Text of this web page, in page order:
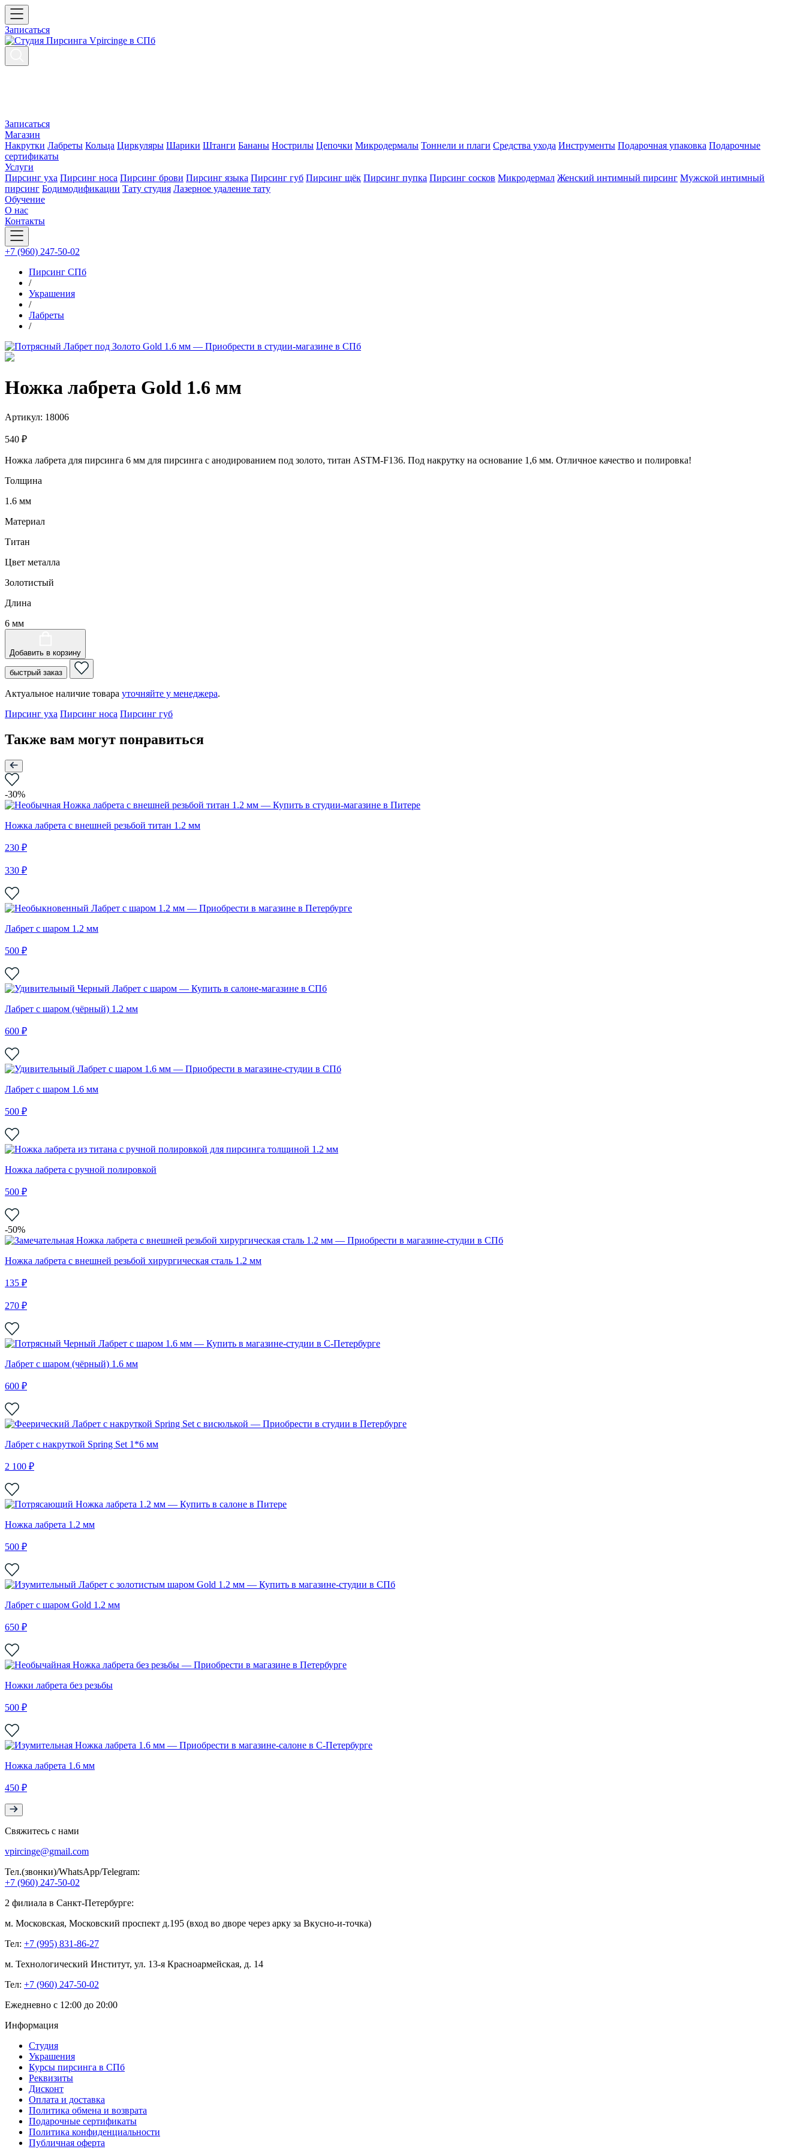
Записаться
Записаться
Магазин
Накрутки Лабреты Кольца Циркуляры Шарики Штанги Бананы Нострилы Цепочки Микродермалы Тоннели и плаги Средства ухода Инструменты Подарочная упаковка Подарочные
сертификаты
Услуги
Пирсинг уха Пирсинг носа Пирсинг брови Пирсинг языка Пирсинг губ Пирсинг щёк Пирсинг пупка Пирсинг сосков Микродермал Женский интимный пирсинг Мужской интимный
пирсинг Бодимодификации Тату студия Лазерное удаление тату
Обучение
О нас
Контакты
+7 (960) 247-50-02
Пирсинг СПб
/
Украшения
/
Лабреты
/
Ножка лабрета Gold 1.6 мм
Артикул: 18006
540 ₽
Ножка лабрета для пирсинга 6 мм для пирсинга с анодированием под золото, титан ASTM-F136. Под накрутку на основание 1,6 мм. Отличное качество и полировка!
Толщина
1.6 мм
Материал
Титан
Цвет металла
Золотистый
Длина
6 мм
Добавить в корзину
быстрый заказ
Актуальное наличие товара уточняйте у менеджера.
Пирсинг уха Пирсинг носа Пирсинг губ
Также вам могут понравиться
-30%
Ножка лабрета с внешней резьбой титан 1.2 мм
230 ₽
330 ₽
Лабрет с шаром 1.2 мм
500 ₽
Лабрет с шаром (чёрный) 1.2 мм
600 ₽
Лабрет с шаром 1.6 мм
500 ₽
Ножка лабрета с ручной полировкой
500 ₽
-50%
Ножка лабрета с внешней резьбой хирургическая сталь 1.2 мм
135 ₽
270 ₽
Лабрет с шаром (чёрный) 1.6 мм
600 ₽
Лабрет с накруткой Spring Set 1*6 мм
2 100 ₽
Ножка лабрета 1.2 мм
500 ₽
Лабрет с шаром Gold 1.2 мм
650 ₽
Ножки лабрета без резьбы
500 ₽
Ножка лабрета 1.6 мм
450 ₽
Свяжитесь с нами
vpircinge@gmail.com
Тел.(звонки)/WhatsApp/Telegram:
+7 (960) 247-50-02
2 филиала в Санкт-Петербурге:
м. Московская, Московский проспект д.195 (вход во дворе через арку за Вкусно-и-точка)
Тел: +7 (995) 831-86-27‬
м. Технологический Институт, ул. 13-я Красноармейская, д. 14
Тел: +7 (960) 247-50-02
Ежедневно с 12:00 до 20:00
Информация
Студия
Украшения
Курсы пирсинга в СПб
Реквизиты
Дисконт
Оплата и доставка
Политика обмена и возврата
Подарочные сертификаты
Политика конфиденциальности
Публичная оферта